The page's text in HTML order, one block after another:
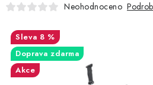
PROFI STROJE
Neohodnoceno
8 %
Doprava zdarma
Akce